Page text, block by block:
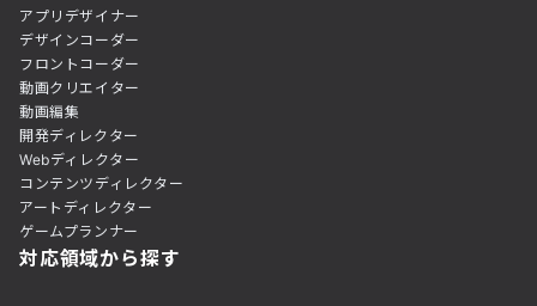
アプリデザイナー
デザインコーダー
フロントコーダー
動画クリエイター
動画編集
開発ディレクター
Webディレクター
コンテンツディレクター
アートディレクター
ゲームプランナー
対応領域から探す